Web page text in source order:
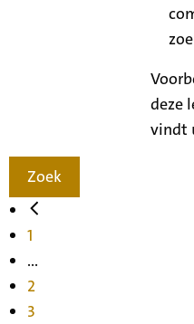
deze
vindt
Zoek
1
...
2
3